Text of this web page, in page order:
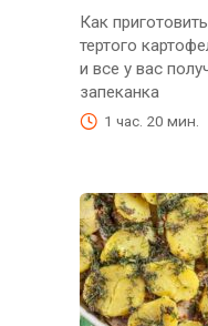
Как
тертого
и все у вас
запеканка
1 час. 20 мин.